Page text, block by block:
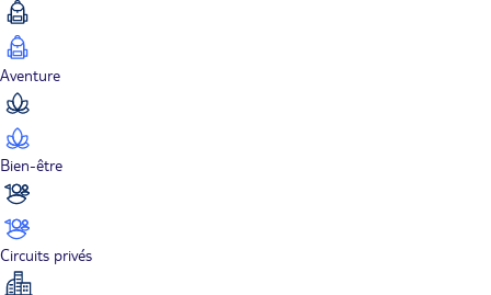
Aventure
Bien-être
Circuits privés